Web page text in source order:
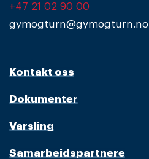
+47 21 02 90 00
gymogturn@gymogturn.no
Kontakt oss
Dokumenter
Varsling
Samarbeidspartnere